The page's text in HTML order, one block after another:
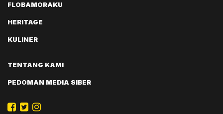
FLOBAMORAKU
HERITAGE
KULINER
TENTANG KAMI
PEDOMAN MEDIA SIBER